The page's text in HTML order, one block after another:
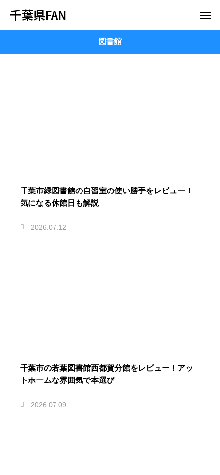
千葉県FAN
図書館
千葉市緑図書館の自習室の使い勝手をレビュー！
気になる休館日も解説
2026.07.12
千葉市の若葉図書館西都賀分館をレビュー！アッ
トホームな雰囲気で本選び
2026.07.09